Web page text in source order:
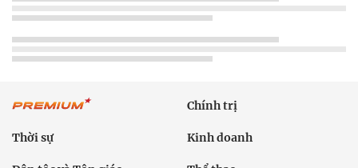
Chính trị
Thời sự Kinh doanh